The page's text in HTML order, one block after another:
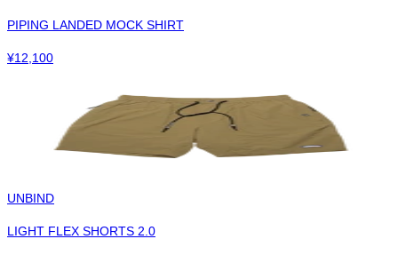
PIPING LANDED MOCK SHIRT
¥12,100
UNBIND
LIGHT FLEX SHORTS 2.0